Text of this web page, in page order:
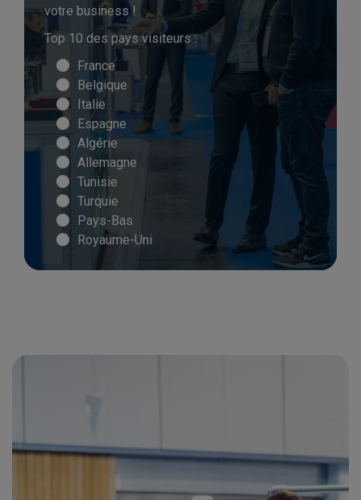
votre business !
Top 10 des pays visiteurs :
France
Belgique
Italie
Espagne
Algérie
Allemagne
Tunisie
Turquie
Pays-Bas
Royaume-Uni